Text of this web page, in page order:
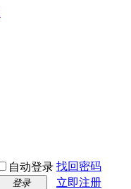
自动登录 找回密码
登录
立即注册